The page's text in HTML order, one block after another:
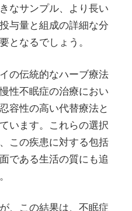
なサンプル、より長い
与量と組成の詳細な分
となるでしょう。
の伝統的なハーブ療法
性不眠症の治療におい
容性の高い代替療法と
います。これらの選択
この疾患に対する包括
である生活の質にも追
、この結果は、不眠症